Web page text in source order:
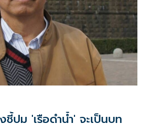
ปม 'เรือดำน้ำ' จะเป็นบท